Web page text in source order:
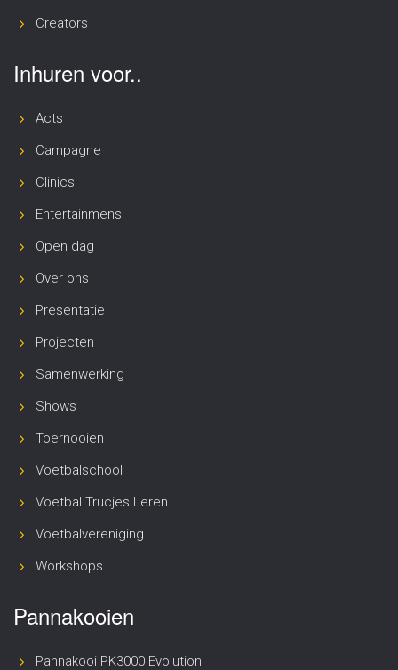
Creators
Inhuren voor..
Acts
Campagne
Clinics
Entertainmens
Open dag
Over ons
Presentatie
Projecten
Samenwerking
Shows
Toernooien
Voetbalschool
Voetbal Trucjes Leren
Voetbalvereniging
Workshops
Pannakooien
Pannakooi PK3000 Evolution